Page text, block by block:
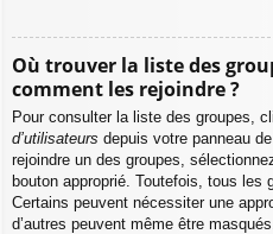
Où trouver la liste des
comment les rejoindre ?
Pour consulter la liste des groupes,
d’utilisateurs depuis votre panneau
rejoindre un des groupes,
bouton approprié. Toutefois, tous les
Certains peuvent nécessiter une
d’autres peuvent même être